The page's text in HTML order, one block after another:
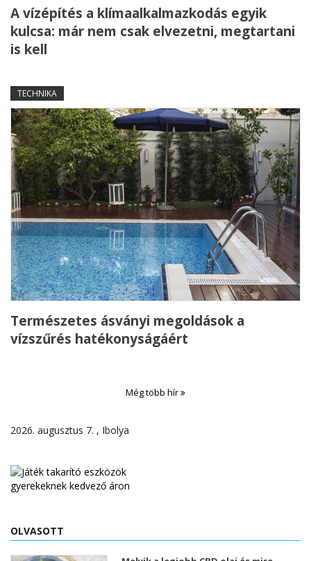
A vízépítés a klímaalkalmazkodás egyik
kulcsa: már nem csak elvezetni, megtartani
is kell
TECHNIKA
Természetes ásványi megoldások a
vízszűrés hatékonyságáért
Még több hír
2026. augusztus 7. , Ibolya
OLVASOTT